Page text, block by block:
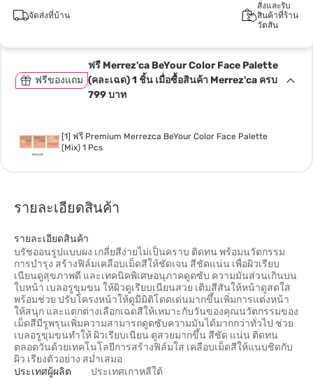
จัดส่งที่บ้าน
สั่งและรับ
สินค้าที่ร้าน
วัตสัน
ฟรีของแถม
ฟรี Merrez'ca BeYour Color Face Palette
(คละเฉด) 1 ชิ้น เมื่อซื้อสินค้า Merrez'ca ครบ
799 บาท
[1] ฟรี Premium Merrezca BeYour Color Face Palette
(Mix) 1 Pcs
รายละเอียดสินค้า
รายละเอียดสินค้า
บรัชออนรูปแบบผง เกลี่ยสีง่ายไม่เป็นคราบ ติดทน พร้อมนวัตกรรม
การบำรุง สร้างฟิล์มเคลือบเม็ดสีให้ชัดเจน สีชัดแน่น เพื่อผิวเรียบ
เนียนดูสุขภาพดี และเทคนิคพิเศษอนุภาคดูดซับ ความมันส่วนเกินบน
ใบหน้า เบลอรูขุมขน ให้ผิวดูเรียบเนียนสวย เติมสีสันให้หน้าดูสดใส
พร้อมช่วย ปรับโครงหน้าให้ดูมีมิติโดดเด่นมากขึ้นเพิ่มการแต่งหน้า
ให้สนุก และแตกต่างเลือกเฉดสีให้เหมาะกับวันของคุณนวัตกรรมของ
เม็ดสีมีรูพรุนเพิ่มความสามารถดูดซับความมันได้มากกว่าทั่วไป ช่วย
เบลอรูขุมขนทำให้ ผิวเรียบเนียน ดูสวยมากขึ้น สีชัด แน่น ติดทน
ตลอดวันด้วยเทคโนโลยีการสร้างฟิล์มใส เคลือบเม็ดสีให้แนบชิดกับ
ผิว เรียงตัวอย่าง สม่ำเสมอ
ประเทศผู้ผลิต
ประเทศเกาหลีใต้